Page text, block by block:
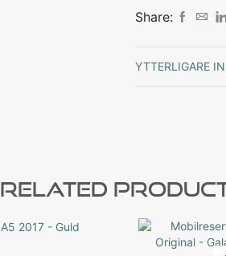
Share:
YTTERLIGARE
Related